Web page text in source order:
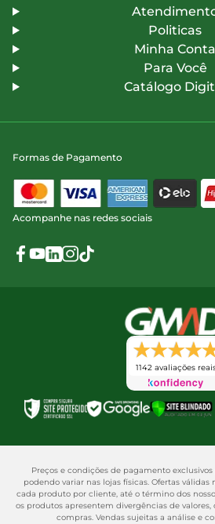
Politicas
Minha Conta
Para Você
Catálogo
Formas de Pagamento
Acompanhe nas redes sociais
1142 avaliações
Preços e condições de pagamento
podendo variar nas lojas físicas. Ofertas
cada produto por cliente, até o término dos
os produtos apresentem divergências de valores,
compras. Vendas sujeitas a análise e